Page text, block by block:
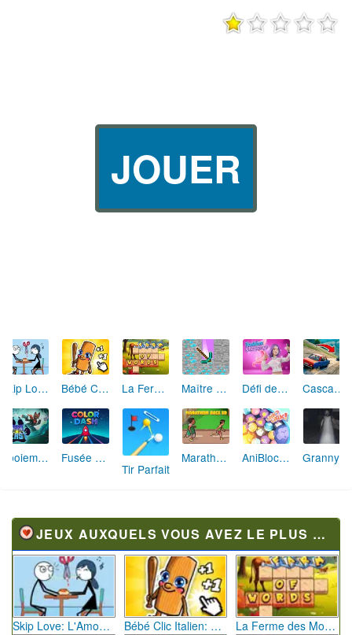
JOUER
Skip Love: L'Amour en Péril Bébé Clic Italien: La Folie des Petits Bambins La Ferme des Mots - Cultivez votre Vocabulaire Maître de la Destruction: Fusion de Pioches Défi de Mode: Star du Podium Cascades Folles 3D
Aboiement Stellaire : Aventure Canine Fusée Chromatique: La Course des Couleurs
Tir Parfait
Marathon Champion io AniBlocos: Connecte les Animaux Mignons!
JEUX AUXQUELS VOUS AVEZ LE PLUS JOUÉ
Skip Love: L'Amour en Péril Bébé Clic Italien: La Folie des Petits Bambins La Ferme des Mots - Cultivez votre Vocabulaire